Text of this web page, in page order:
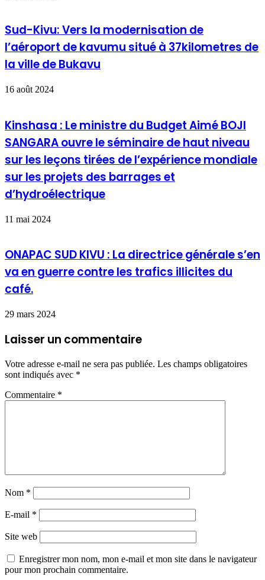
Sud-Kivu: Vers la modernisation de
l’aéroport de kavumu situé à 37kilometres de
la ville de Bukavu
16 août 2024
Kinshasa : Le ministre du Budget Aimé BOJI
SANGARA ouvre le séminaire de haut niveau
sur les leçons tirées de l’expérience mondiale
sur les projets des barrages et
d’hydroélectrique
11 mai 2024
ONAPAC SUD KIVU : La directrice générale s’en
va en guerre contre les trafics illicites du
café.
29 mars 2024
Laisser un commentaire
Votre adresse e-mail ne sera pas publiée. Les champs obligatoires
sont indiqués avec *
Commentaire *
Nom *
E-mail *
Site web
Enregistrer mon nom, mon e-mail et mon site dans le navigateur
pour mon prochain commentaire.